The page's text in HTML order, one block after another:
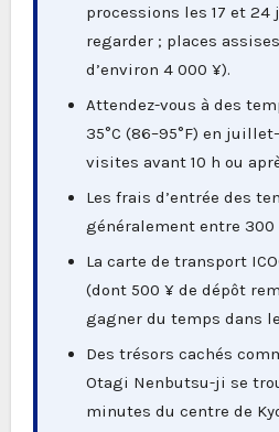
processions les 17 et
regarder ; places
d’environ 4 000 ¥).
Attendez-vous à des
35°C (86–95°F) en
visites avant 10 h ou
Les frais d’entrée des
généralement entre 300
La carte de transport
(dont 500 ¥ de dépôt
gagner du temps dans
Des trésors cachés
Otagi Nenbutsu-ji se
minutes du centre de